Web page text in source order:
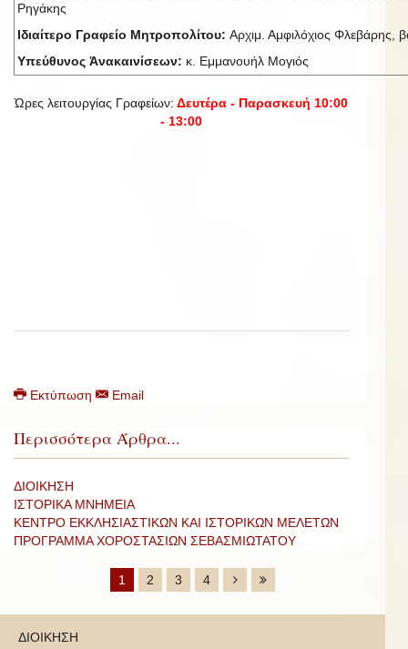
Ρηγάκης
Ιδιαίτερο Γραφείο Μητροπολίτου: Αρχιμ. Αμφιλόχιος Φλεβάρης,
Υπεύθυνος Ἀνακαινίσεων: κ. Εμμανουήλ Μογιός
Ώρες λειτουργίας Γραφείων: Δευτέρα - Παρασκευή 10:00
- 13:00
Εκτύπωση Email
Περισσότερα Άρθρα...
ΔΙΟΙΚΗΣΗ
ΙΣΤΟΡΙΚΑ ΜΝΗΜΕΙΑ
ΚΕΝΤΡΟ ΕΚΚΛΗΣΙΑΣΤΙΚΩΝ ΚΑΙ ΙΣΤΟΡΙΚΩΝ ΜΕΛΕΤΩΝ
ΠΡΟΓΡΑΜΜΑ ΧΟΡΟΣΤΑΣΙΩΝ ΣΕΒΑΣΜΙΩΤΑΤΟΥ
1 2 3 4
ΔΙΟΙΚΗΣΗ